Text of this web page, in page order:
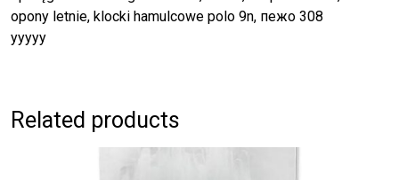
opony letnie, klocki hamulcowe polo 9n, пежо 308
yyyyy
Related products